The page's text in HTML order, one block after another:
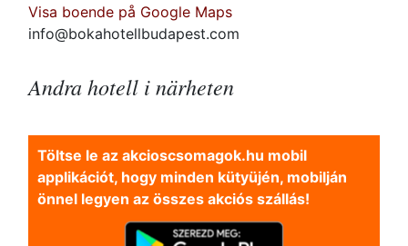
Visa boende på Google Maps
info@bokahotellbudapest.com
Andra hotell i närheten
Töltse le az akcioscsomagok.hu mobil
applikációt, hogy minden kütyüjén, mobilján
önnel legyen az összes akciós szállás!